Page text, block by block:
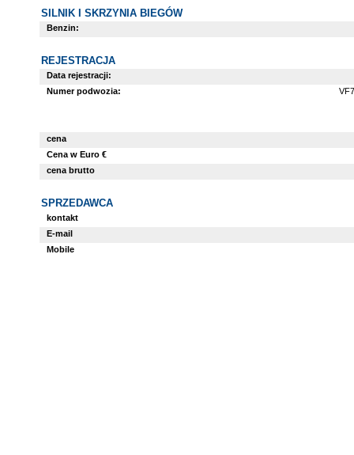
SILNIK I SKRZYNIA BIEGÓW
Benzin:
REJESTRACJA
Data rejestracji:
Numer podwozia:
cena
Cena w Euro €
cena brutto
SPRZEDAWCA
kontakt
E-mail
Mobile